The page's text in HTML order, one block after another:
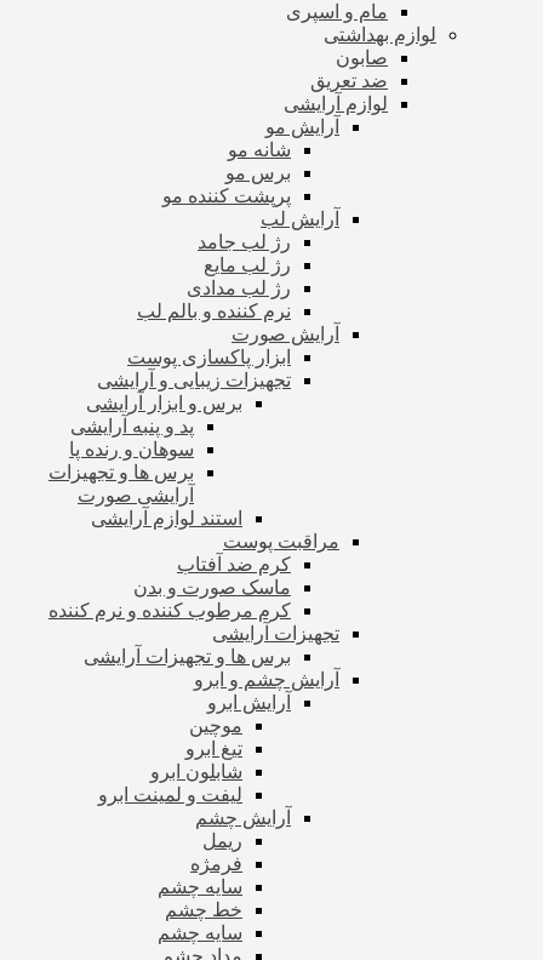
مام و اسپری
لوازم بهداشتی
صابون
ضد تعریق
لوازم آرایشی
آرایش مو
شانه مو
برس مو
پرپشت کننده مو
آرایش لب
رژ لب جامد
رژ لب مایع
رژ لب مدادی
نرم کننده و بالم لب
آرایش صورت
ابزار پاکسازی پوست
تجهیزات زیبایی و آرایشی
برس و ابزار آرایشی
پد و پنبه آرایشی
سوهان و رنده پا
برس ها و تجهیزات
آرایشی صورت
استند لوازم آرایشی
مراقبت پوست
کرم ضد آفتاب
ماسک صورت و بدن
کرم مرطوب کننده و نرم کننده
تجهیزات آرایشی
برس ها و تجهیزات آرایشی
آرایش چشم و ابرو
آرایش ابرو
موچین
تیغ ابرو
شابلون ابرو
لیفت و لمینت ابرو
آرایش چشم
ریمل
فرمژه
سایه چشم
خط چشم
سایه چشم
مداد چشم